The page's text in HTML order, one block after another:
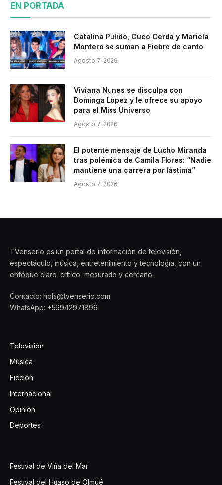
EN PORTADA
Catalina Pulido, Cuco Cerda y Mariela
Montero se suman a Fiebre de canto
Agosto 7, 2026
Viviana Nunes se disculpa con
Dominga López y le ofrece su apoyo
para el Miss Universo
Agosto 7, 2026
El potente mensaje de Lucho Miranda
tras polémica de Camila Flores: “Nadie
mantiene una carrera por lástima”
Agosto 7, 2026
TVenserio es un portal de información de televisión,
espectáculo, música, entretenimiento y tecnología, con un
enfoque claro, crítico, mesurado y cercano.
Contacto: hola@tvenserio.com
WhatsApp: +56942971899
Televisión
Música
Ficcion
Internacional
Opinión
Deportes
Festival de Viña del Mar
Festival del Huaso de Olmué